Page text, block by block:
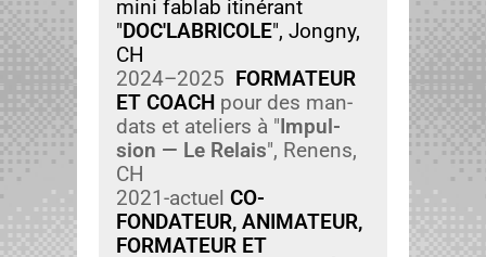
mini fablab itinérant
"DOC'LABRICOLE", Jongny,
CH
2024–2025
FORMATEUR
ET COACH pour des man­
dats et ate­liers à " Impul­
sion — Le Relais", Renens,
CH
2021-actuel CO-
FONDATEUR, ANIMATEUR,
FORMATEUR ET